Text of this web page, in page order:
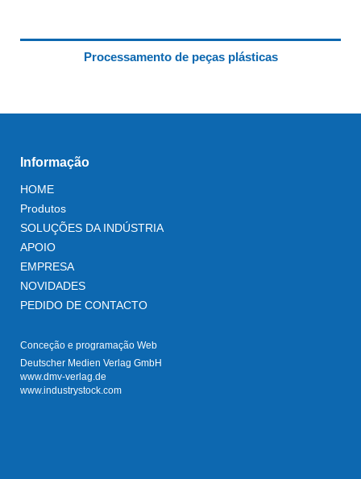
Processamento de peças plásticas
Informação
HOME
Produtos
SOLUÇÕES DA INDÚSTRIA
APOIO
EMPRESA
NOVIDADES
PEDIDO DE CONTACTO
Conceção e programação Web
Deutscher Medien Verlag GmbH
www.dmv-verlag.de
www.industrystock.com